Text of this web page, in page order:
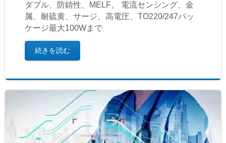
ダブル、防錆性、MELF。 電流センシング、金
属、耐硫黄、サージ、高電圧、TO220/247パッ
ケージ最大100Wまで
続きを読む